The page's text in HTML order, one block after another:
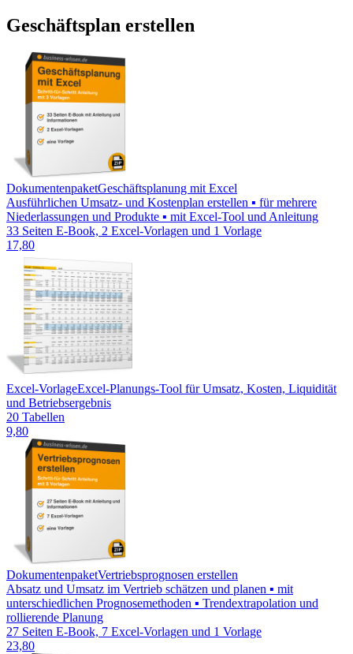
Geschäftsplan erstellen
DokumentenpaketGeschäftsplanung mit Excel
Ausführlichen Umsatz- und Kostenplan erstellen ▪ für mehrere
Niederlassungen und Produkte ▪ mit Excel-Tool und Anleitung
33 Seiten E-Book, 2 Excel-Vorlagen und 1 Vorlage
17,80
Excel-VorlageExcel-Planungs-Tool für Umsatz, Kosten, Liquidität
und Betriebsergebnis
20 Tabellen
9,80
DokumentenpaketVertriebsprognosen erstellen
Absatz und Umsatz im Vertrieb schätzen und planen ▪ mit
unterschiedlichen Prognosemethoden ▪ Trendextrapolation und
rollierende Planung
27 Seiten E-Book, 7 Excel-Vorlagen und 1 Vorlage
23,80